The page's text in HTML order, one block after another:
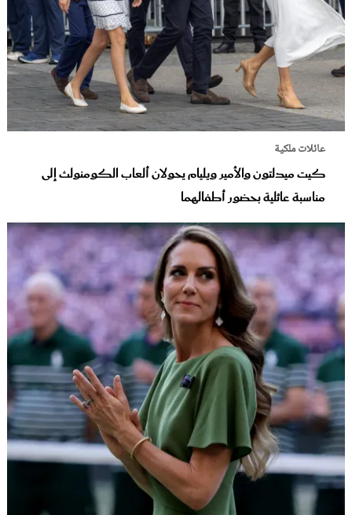
عائلات ملكية
كيت ميدلتون والأمير ويليام يحولان ألعاب الكومنولث إلى
مناسبة عائلية بحضور أطفالهما